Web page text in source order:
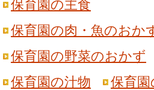
保育園の主食
保育園の肉・魚のおか
保育園の野菜のおかず
保育園の汁物
保育